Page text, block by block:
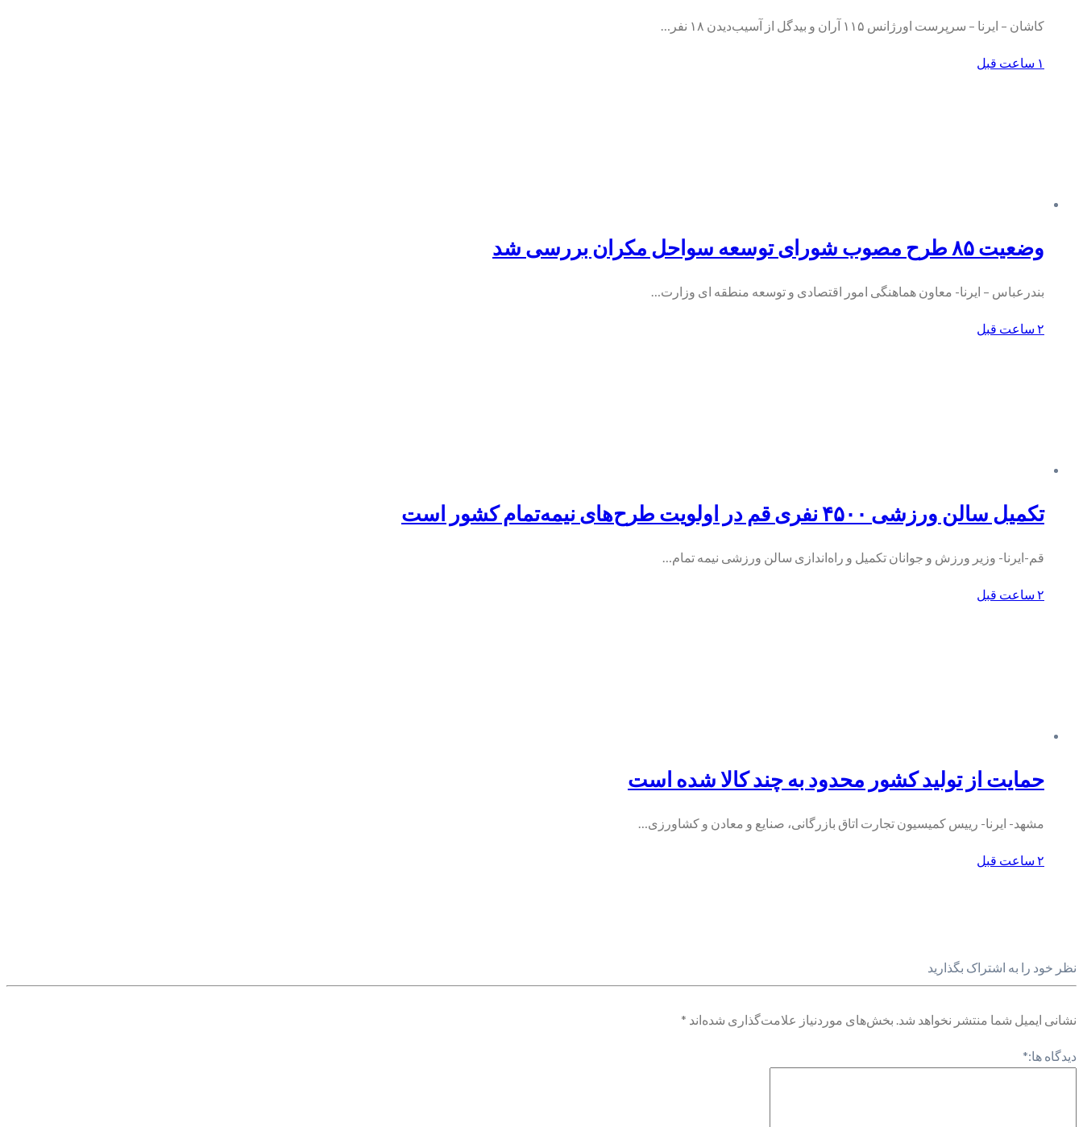
کاشان – ایرنا – سرپرست اورژانس ۱۱۵ آران‌ و بیدگل از آسیب‌دیدن ۱۸ نفر…
۱ ساعت قبل
وضعیت ۸۵ طرح مصوب شورای توسعه سواحل مکران بررسی شد
بندرعباس – ایرنا- معاون هماهنگی امور اقتصادی و توسعه منطقه ای وزارت…
۲ ساعت قبل
تکمیل سالن ورزشی ۴۵۰۰ نفری قم در اولویت طرح‌های نیمه‌تمام کشور است
قم-ایرنا- وزیر ورزش و جوانان تکمیل و راه‌اندازی سالن ورزشی نیمه تمام…
۲ ساعت قبل
حمایت از تولید کشور محدود به چند کالا شده است
مشهد- ایرنا- رییس کمیسیون تجارت اتاق بازرگانی، صنایع و معادن و کشاورزی…
۲ ساعت قبل
نظر خود را به اشتراک بگذارید
نشانی ایمیل شما منتشر نخواهد شد. بخش‌های موردنیاز علامت‌گذاری شده‌اند *
دیدگاه ها:*